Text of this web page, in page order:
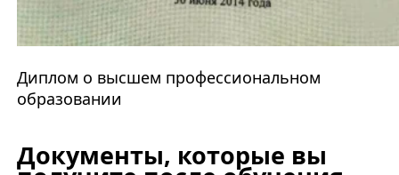
Диплом о высшем профессиональном
образовании
Документы, которые вы